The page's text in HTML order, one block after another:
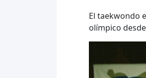
El taekwondo
olímpico